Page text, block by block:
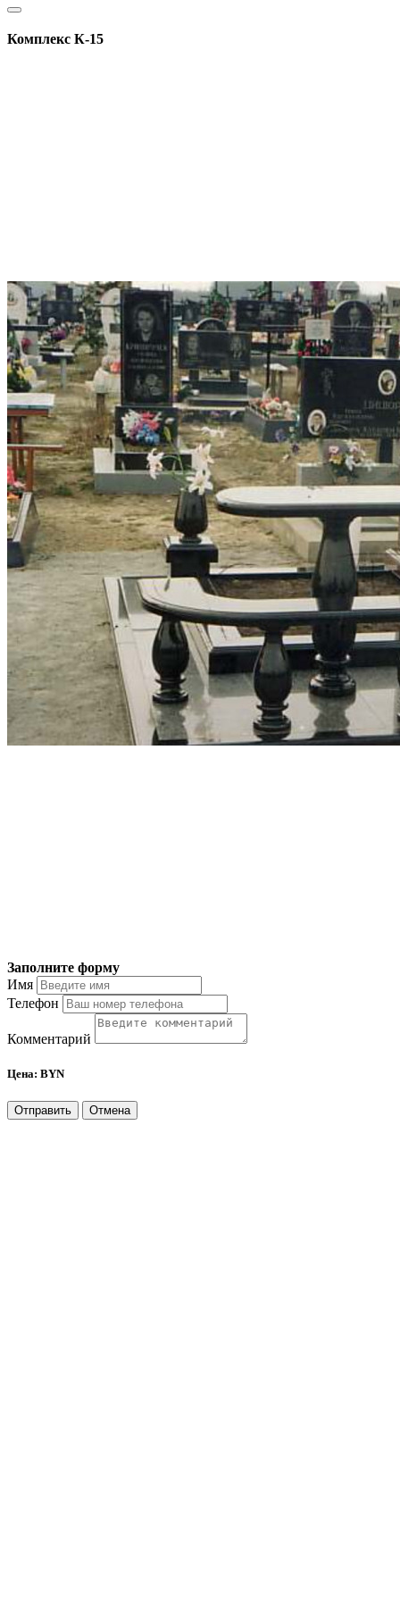
Комплекс К-15
Заполните форму
Имя
Телефон
Комментарий
Цена: BYN
Отправить Отмена